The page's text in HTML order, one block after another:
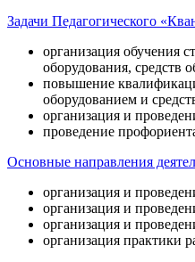
Задачи Педагогического
организация обучения
оборудования, средств
повышение
оборудованием и
организация и
проведение
Основные направления
организация и
организация и
организация и
организация практики